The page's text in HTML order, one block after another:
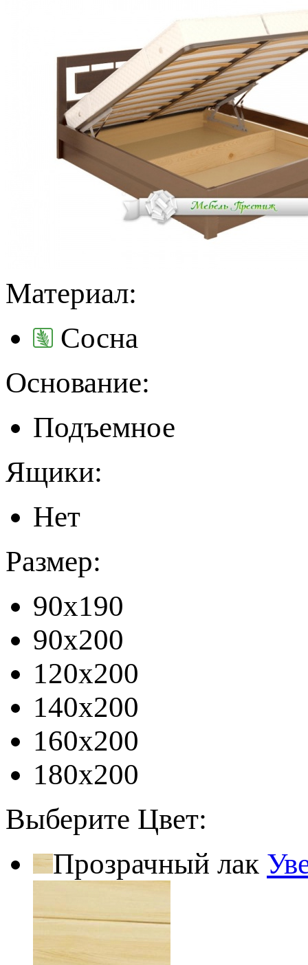
Материал:
Сосна
Основание:
Подъемное
Ящики:
Нет
Размер:
90x190
90x200
120x200
140x200
160x200
180x200
Выберите Цвет:
Прозрачный лак